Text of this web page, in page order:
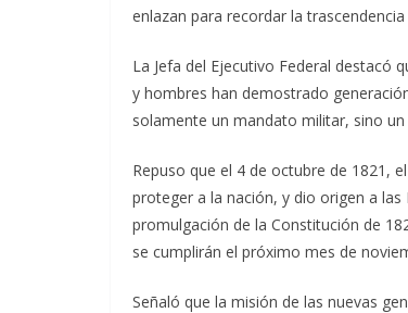
enlazan para recordar la
La Jefa del Ejecutivo Federal destacó
y hombres han demostrado
solamente un mandato militar, sino
Repuso que el 4 de octubre de 1821,
proteger a la nación, y dio origen a
promulgación de la Constitución de
se cumplirán el próximo mes de
Señaló que la misión de las nuevas